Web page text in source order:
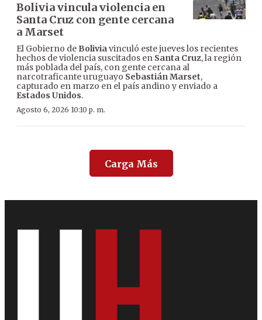
Bolivia vincula violencia en
Santa Cruz con gente cercana
a Marset
El Gobierno de Boliviavinculó este jueves los recientes
hechos de violencia suscitados en Santa Cruz, la región
más poblada del país, con gente cercana al
narcotraficante uruguayo Sebastián Marset,
capturado en marzo en el país andino y enviado a
Estados Unidos.
Agosto 6, 2026 10:10 p. m.
Carga Más